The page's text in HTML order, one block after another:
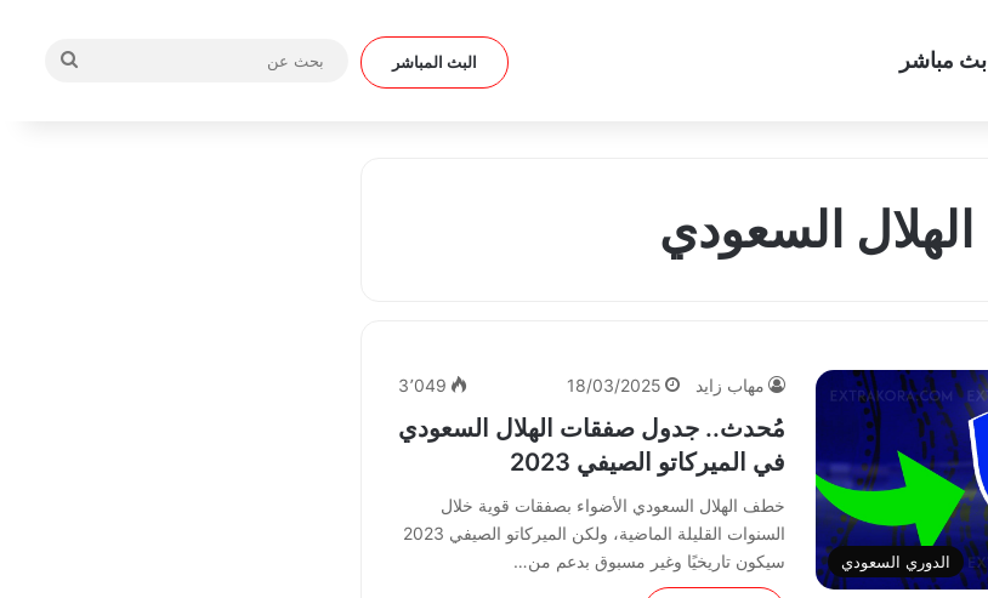
بث مباشر البث المباشر
الهلال السعودي
الدوري السعودي
مهاب زايد 18/03/2025 3٬049
مُحدث.. جدول صفقات الهلال السعودي
في الميركاتو الصيفي 2023
خطف الهلال السعودي الأضواء بصفقات قوية خلال
السنوات القليلة الماضية، ولكن الميركاتو الصيفي 2023
سيكون تاريخيًا وغير مسبوق بدعم من…